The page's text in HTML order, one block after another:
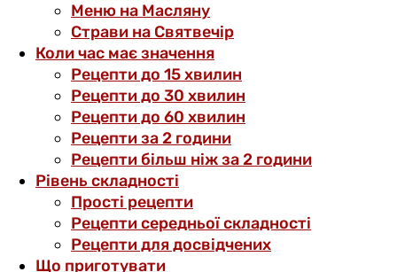
Меню на Масляну
Страви на Святвечір
Коли час має значення
Рецепти до 15 хвилин
Рецепти до 30 хвилин
Рецепти до 60 хвилин
Рецепти за 2 години
Рецепти більш ніж за 2 години
Рівень складності
Прості рецепти
Рецепти середньої складності
Рецепти для досвідчених
Що приготувати